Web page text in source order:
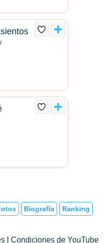
Biografía Ranking
Condiciones de YouTube